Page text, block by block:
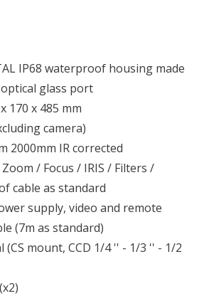
IP68 waterproof housing made
glass port
170 x 485 mm
camera)
2000mm IR corrected
Zoom / Focus / IRIS / Filters /
cable as standard
supply, video and remote
(7m as standard)
(CS mount, CCD 1/4 '' - 1/3 '' - 1/2